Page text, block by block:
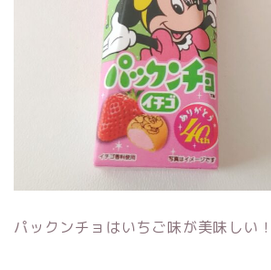
パックンチョはいちご味が美味しい！